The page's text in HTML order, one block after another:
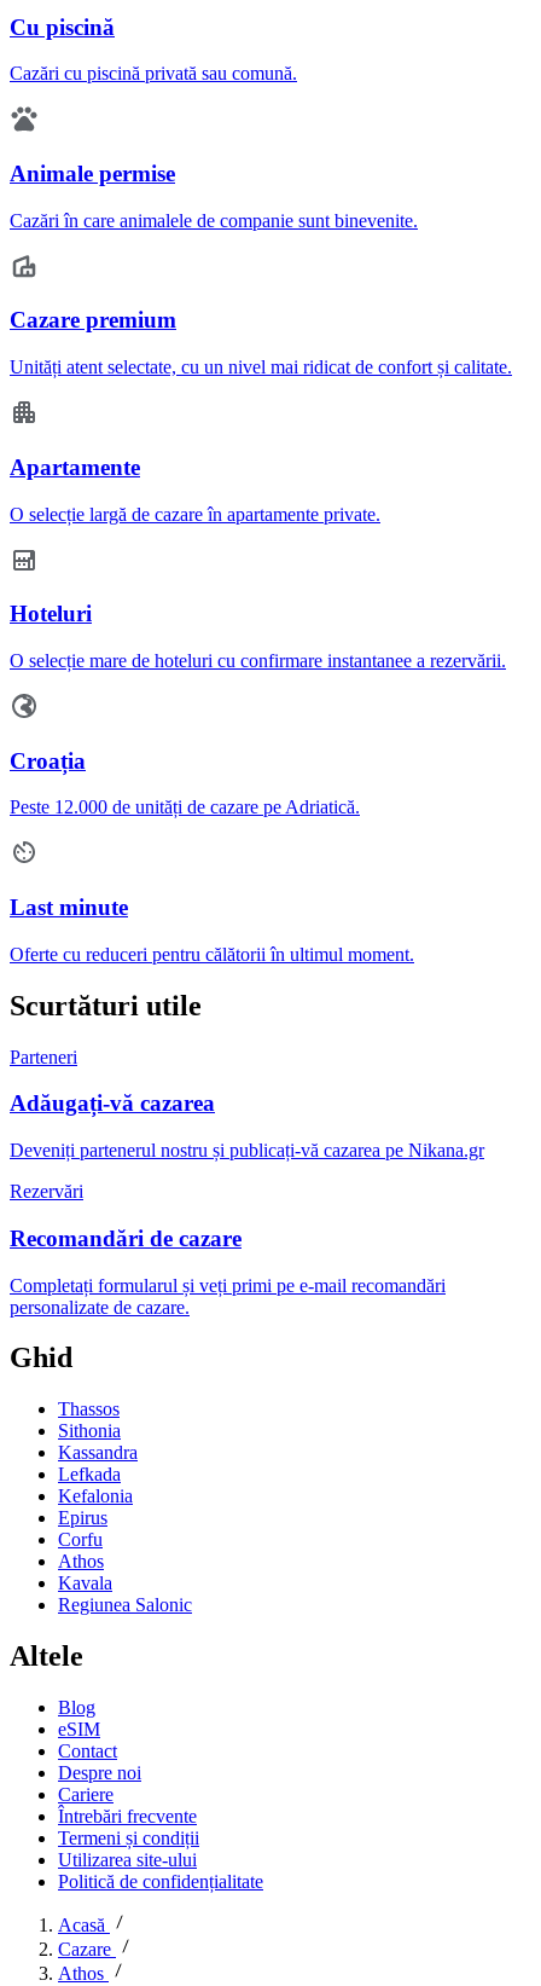
Cu piscină
Cazări cu piscină privată sau comună.
Animale permise
Cazări în care animalele de companie sunt binevenite.
Cazare premium
Unități atent selectate, cu un nivel mai ridicat de confort și calitate.
Apartamente
O selecție largă de cazare în apartamente private.
Hoteluri
O selecție mare de hoteluri cu confirmare instantanee a rezervării.
Croația
Peste 12.000 de unități de cazare pe Adriatică.
Last minute
Oferte cu reduceri pentru călătorii în ultimul moment.
Scurtături utile
Parteneri
Adăugați-vă cazarea
Deveniți partenerul nostru și publicați-vă cazarea pe Nikana.gr
Rezervări
Recomandări de cazare
Completați formularul și veți primi pe e-mail recomandări
personalizate de cazare.
Ghid
Thassos
Sithonia
Kassandra
Lefkada
Kefalonia
Epirus
Corfu
Athos
Kavala
Regiunea Salonic
Altele
Blog
eSIM
Contact
Despre noi
Cariere
Întrebări frecvente
Termeni și condiții
Utilizarea site-ului
Politică de confidențialitate
Acasă
Cazare
Athos